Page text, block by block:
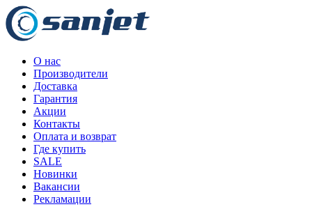
О нас
Производители
Доставка
Гарантия
Акции
Контакты
Оплата и возврат
Где купить
SALE
Новинки
Вакансии
Рекламации